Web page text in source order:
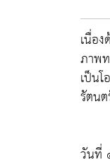
เนื่อ
ภาพ
เป็น
รัตน
วันที่